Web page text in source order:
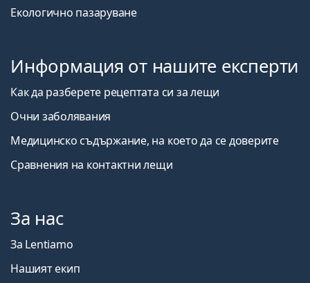
Екологично пазаруване
Информация от нашите експерти
Как да разберете рецептата си за лещи
Очни заболявания
Медицинско съдържание, на което да се доверите
Сравнения на контактни лещи
За нас
За Lentiamo
Нашият екип